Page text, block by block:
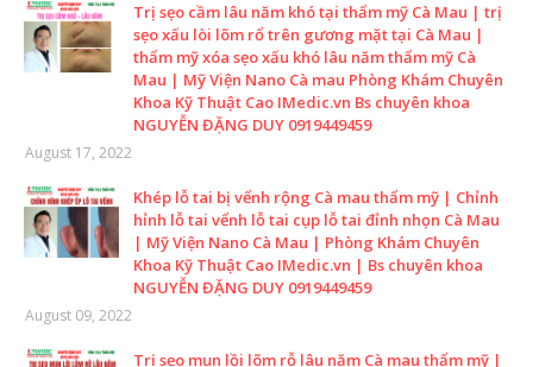
Trị sẹo cầm lâu năm khó tại thẩm mỹ Cà Mau | trị
sẹo xấu lòi lõm rổ trên gương mặt tại Cà Mau |
thẩm mỹ xóa sẹo xấu khó lâu năm thẩm mỹ Cà
Mau | Mỹ Viện Nano Cà mau Phòng Khám Chuyên
Khoa Kỹ Thuật Cao IMedic.vn Bs chuyên khoa
NGUYỄN ĐẶNG DUY 0919449459
August 17, 2022
Khép lỗ tai bị vểnh rộng Cà mau thẩm mỹ | Chỉnh
hỉnh lỗ tai vểnh lỗ tai cụp lỗ tai đỉnh nhọn Cà Mau
| Mỹ Viện Nano Cà Mau | Phòng Khám Chuyên
Khoa Kỹ Thuật Cao IMedic.vn | Bs chuyên khoa
NGUYỄN ĐẶNG DUY 0919449459
August 09, 2022
Trị sẹo mụn lồi lõm rỗ lâu năm Cà mau thẩm mỹ |